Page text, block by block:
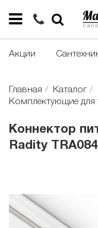
Акции
Главная Каталог
Комплектующие для
Коннектор
Radity